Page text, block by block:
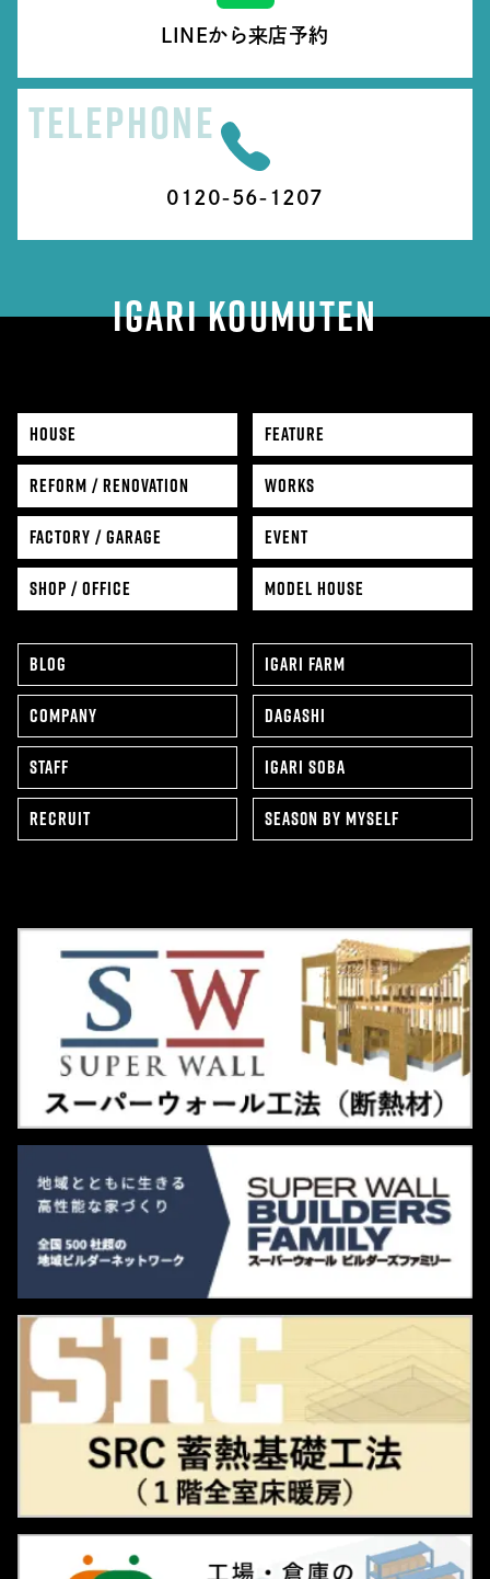
LINEから来店予約
TELEPHONE
0120-56-1207
IGARI KOUMUTEN
HOUSE
FEATURE
REFORM / RENOVATION
WORKS
FACTORY / GARAGE
EVENT
SHOP / OFFICE
MODEL HOUSE
BLOG
IGARI FARM
COMPANY
DAGASHI
STAFF
IGARI SOBA
RECRUIT
SEAS0N BY MYSELF